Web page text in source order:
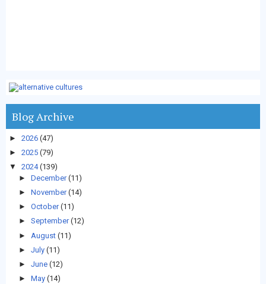
Blog Archive
► 2026 (47)
► 2025 (79)
▼
2024 (139)
► December (11)
► November (14)
► October (11)
► September (12)
► August (11)
► July (11)
► June (12)
► May (14)